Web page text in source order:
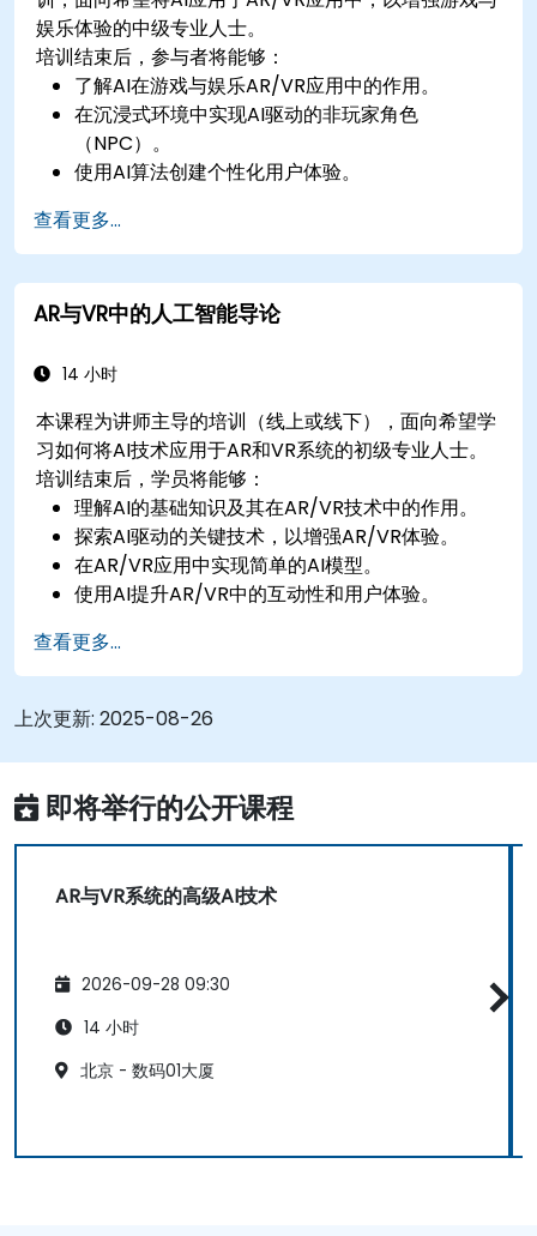
娱乐体验的中级专业人士。
培训结束后，参与者将能够：
了解AI在游戏与娱乐AR/VR应用中的作用。
在沉浸式环境中实现AI驱动的非玩家角色
（NPC）。
使用AI算法创建个性化用户体验。
查看更多...
AR与VR中的人工智能导论
14 小时
本课程为讲师主导的培训（线上或线下），面向希望学
习如何将AI技术应用于AR和VR系统的初级专业人士。
培训结束后，学员将能够：
理解AI的基础知识及其在AR/VR技术中的作用。
探索AI驱动的关键技术，以增强AR/VR体验。
在AR/VR应用中实现简单的AI模型。
使用AI提升AR/VR中的互动性和用户体验。
查看更多...
上次更新: 2025-08-26
即将举行的公开课程
AR与VR系统的高级AI技术
2026-09-28 09:30
14 小时
北京 - 数码01大厦